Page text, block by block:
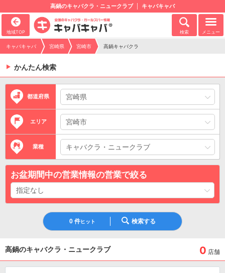
高鍋のキャバクラ・ニュークラブ キャバキャバ
地域TOP 検索 メニュー
キャバキャバ 宮崎県 宮崎市 高鍋キャバクラ
かんたん検索
都道府県
エリア
業種
お盆期間中の営業情報の営業で絞る
0 件ヒット 検索する
高鍋のキャバクラ・ニュークラブ 0 店舗